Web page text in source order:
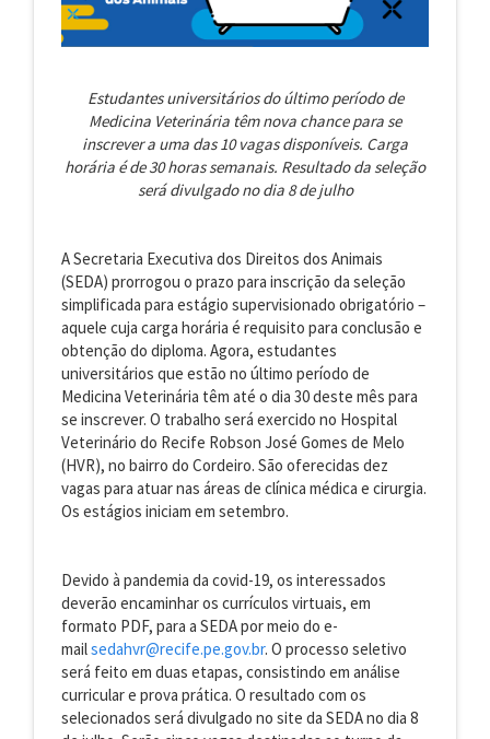
Estudantes universitários do último período de
Medicina Veterinária têm nova chance para se
inscrever a uma das 10 vagas disponíveis. Carga
horária é de 30 horas semanais. Resultado da seleção
será divulgado no dia 8 de julho
A Secretaria Executiva dos Direitos dos Animais
(SEDA) prorrogou o prazo para inscrição da seleção
simplificada para estágio supervisionado obrigatório –
aquele cuja carga horária é requisito para conclusão e
obtenção do diploma. Agora, estudantes
universitários que estão no último período de
Medicina Veterinária têm até o dia 30 deste mês para
se inscrever. O trabalho será exercido no Hospital
Veterinário do Recife Robson José Gomes de Melo
(HVR), no bairro do Cordeiro. São oferecidas dez
vagas para atuar nas áreas de clínica médica e cirurgia.
Os estágios iniciam em setembro.
Devido à pandemia da covid-19, os interessados
deverão encaminhar os currículos virtuais, em
formato PDF, para a SEDA por meio do e-
mailsedahvr@recife.pe.gov.br. O processo seletivo
será feito em duas etapas, consistindo em análise
curricular e prova prática. O resultado com os
selecionados será divulgado no site da SEDA no dia 8